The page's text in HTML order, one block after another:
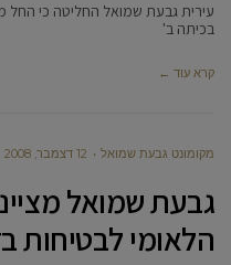
עירית גבעת שמואל החליטה כי החל
בכיתה ב'
קרא עוד ←
מקומונט גבעת שמואל 12 דצמבר, 2008
גבעת שמואל
הלאומי לבטיחות